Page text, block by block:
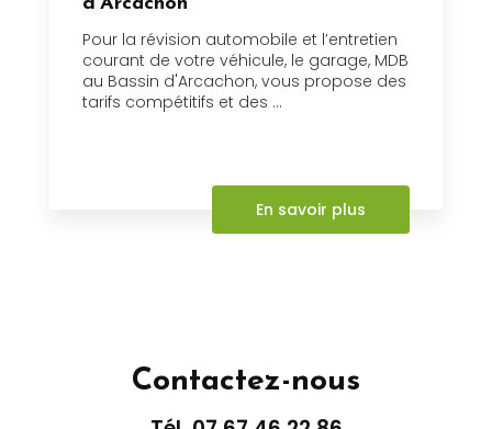
Pour la révision automobile et l’entretien
courant de votre véhicule, le garage, MDB
au Bassin d'Arcachon, vous propose des
tarifs compétitifs et des ...
En savoir plus
Contactez-nous